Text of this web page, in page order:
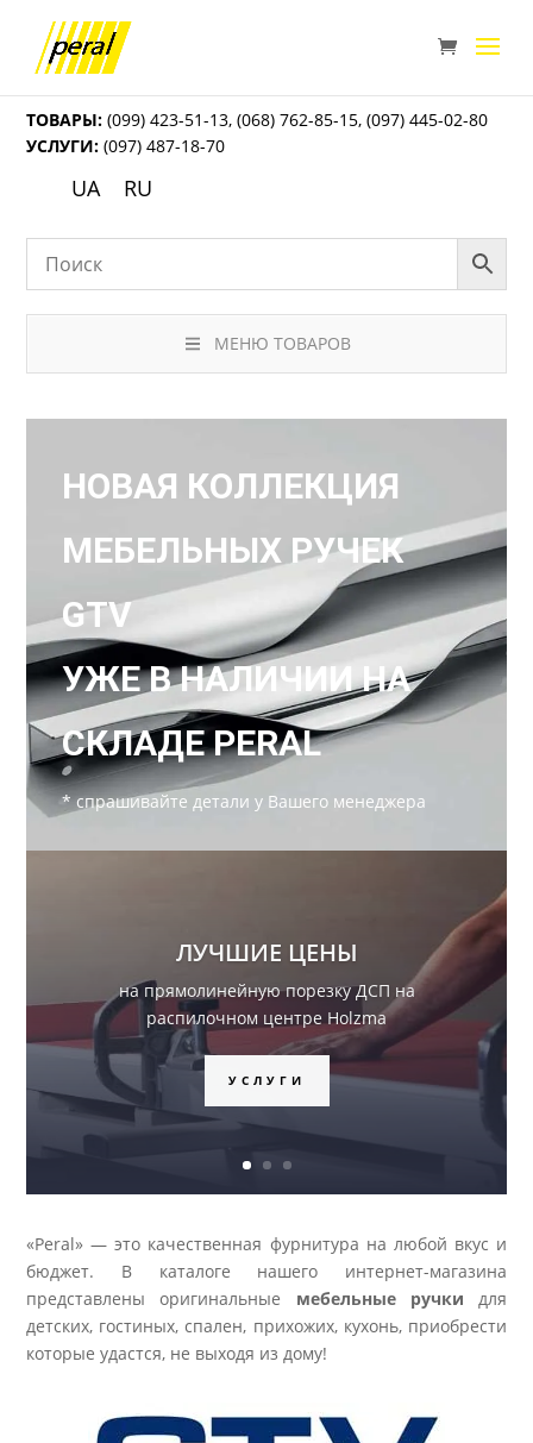
ТОВАРЫ: (099) 423-51-13,(068) 762-85-15,(097) 445-02-80
УСЛУГИ: (097) 487-18-70
UA RU
МЕНЮ ТОВАРОВ
НОВАЯ КОЛЛЕКЦИЯ
МЕБЕЛЬНЫХ РУЧЕК
GTV
УЖЕ В НАЛИЧИИ НА
СКЛАДЕ PERAL
* спрашивайте детали у Вашего менеджера
«Peral» — это качественная фурнитура на любой вкус и
бюджет. В каталоге нашего интернет-магазина
представлены оригинальные мебельные ручки для
детских, гостиных, спален, прихожих, кухонь, приобрести
которые удастся, не выходя из дому!